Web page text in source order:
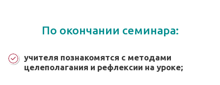
По окончании семинара:
учителя познакомятся с методами
целеполагания и рефлексии на уроке;